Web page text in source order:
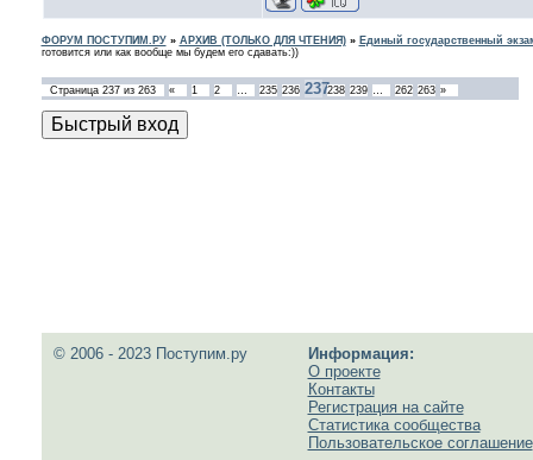
ФОРУМ ПОСТУПИМ.РУ» АРХИВ (ТОЛЬКО ДЛЯ ЧТЕНИЯ)» Единый государственный
готовится или как вообще мы будем его сдавать:))
Страница 237из 263 « 1 2 … 235 236 237238 239 … 262 263 »
© 2006 - 2023 Поступим.ру
Информация:
О проекте
Контакты
Регистрация на сайте
Статистика сообщества
Пользовательское соглашение